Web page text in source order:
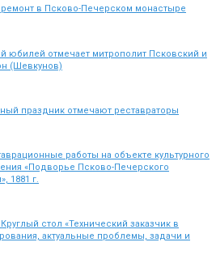
в Псково-Печерском монастыре
юбилей отмечает митрополит Псковский и
(Шевкунов)
праздник отмечают реставраторы
работы на объекте культурного
«Подворье Псково-Печерского
1881 г.
стол «Технический заказчик в
актуальные проблемы, задачи и